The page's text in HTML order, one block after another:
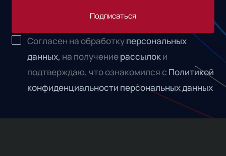
Подписаться
Согласен на обработкуперсональных
данных, на получениерассылоки
подтверждаю, что ознакомился с Политикой
конфиденциальности персональных данных